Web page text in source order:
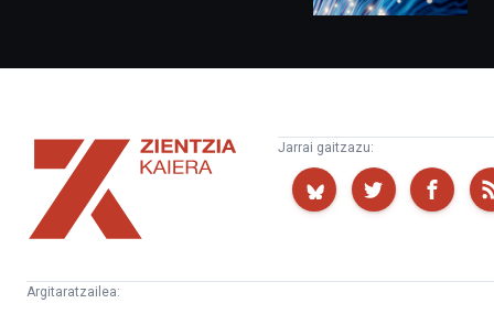
Zientzia
Kaiera
Jarrai gaitzazu:
Argitaratzailea: